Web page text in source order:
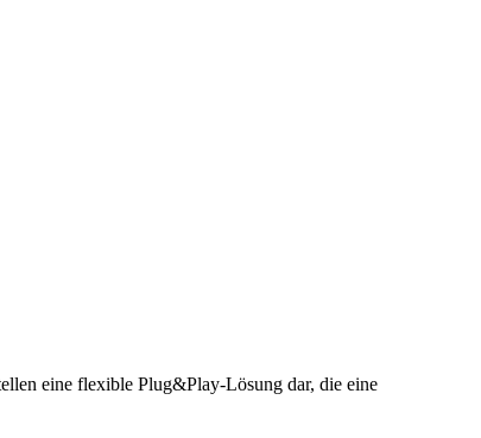
eine flexible Plug&Play-Lösung dar, die eine